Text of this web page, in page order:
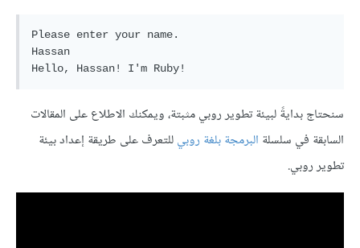
Please enter your name.
Hassan
سنحتاج بدايةً لبيئة تطوير روبي مثبتة، ويمكنك الاطلاع على المقالات
السابقة في سلسلة البرمجة بلغة روبيللتعرف على طريقة إعداد بيئة
تطوير روبي.